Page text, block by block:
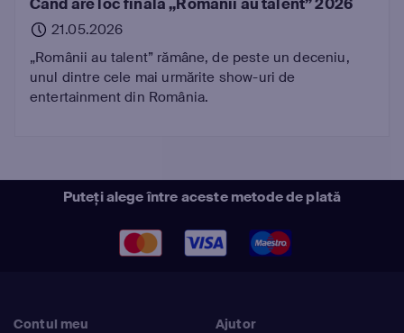
Când are loc finala „Românii au talent” 2026
21.05.2026
„Românii au talent” rămâne, de peste un deceniu,
unul dintre cele mai urmărite show-uri de
entertainment din România.
Puteți alege între aceste metode de plată
Contul meu
Ajutor